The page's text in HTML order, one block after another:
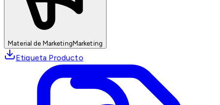
Material de MarketingMarketing
Etiqueta Producto